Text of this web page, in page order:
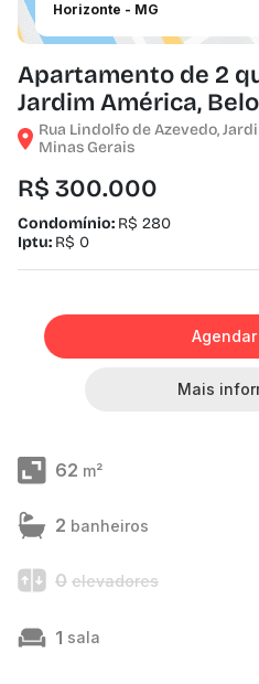
Horizonte - MG
Apartamento de 2
Jardim América,
Rua Lindolfo de Azevedo,
Minas Gerais
R$ 300.000
Condomínio: R$ 280
Iptu: R$ 0
Mais
62 m²
2 banheiros
0 elevadores
1 sala